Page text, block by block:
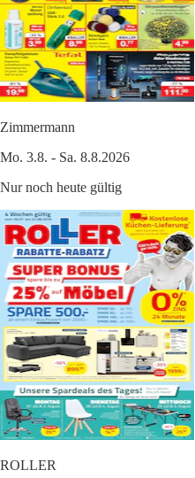
Zimmermann
Mo. 3.8. - Sa. 8.8.2026
Nur noch heute gültig
ROLLER